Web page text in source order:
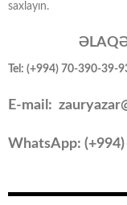
saxlayın.
Tel: (+994) 70-390-39-
E-mail:
WhatsApp: (+994